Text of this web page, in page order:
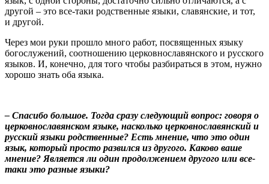
другой – это все-таки родственные языки, славянские, и тот,
и другой.
Через мои руки прошло много работ, посвященных языку
богослужений, соотношению церковнославянского и русского
языков. И, конечно, для того чтобы разбираться в этом, нужно
хорошо знать оба языка.
– Спасибо большое. Тогда сразу следующий вопрос: говоря о
церковнославянском языке, насколько церковнославянский и
русский языки родственные? Есть мнение, что это один
язык, который просто развился из другого. Каково ваше
мнение? Является ли один продолжением другого или все-
таки это разные языки?